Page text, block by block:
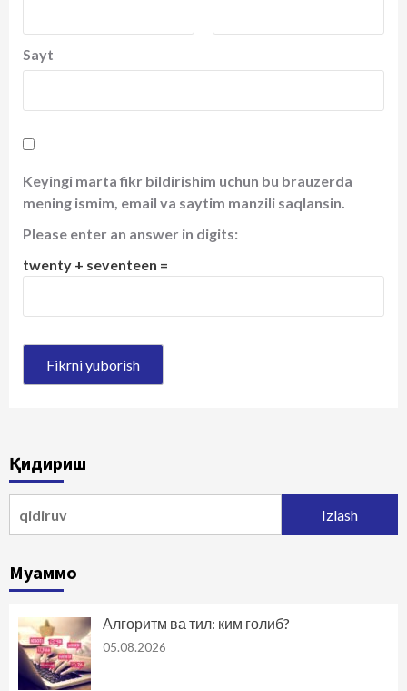
Sayt
Keyingi marta fikr bildirishim uchun bu brauzerda
mening ismim, email va saytim manzili saqlansin.
Please enter an answer in digits:
twenty + seventeen =
Қидириш
Муаммо
Алгоритм ва тил: ким ғолиб?
05.08.2026